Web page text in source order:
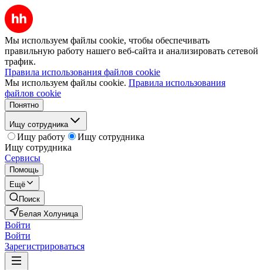
Мы используем файлы cookie, чтобы обеспечивать
правильную работу нашего веб-сайта и анализировать сетевой
трафик.
Правила использования файлов cookie
Мы используем файлы cookie. Правила использования
файлов cookie
Понятно
Ищу сотрудника
Ищу работу
Ищу сотрудника
Ищу сотрудника
Сервисы
Помощь
Ещё
Поиск
Белая Холуница
Войти
Войти
Зарегистрироваться